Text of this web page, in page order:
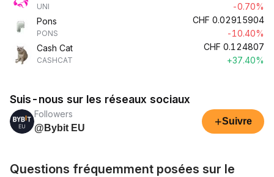
UNI
-0.70%
Pons
PONS
CHF 0.02915904
-10.40%
Cash Cat
CASHCAT
CHF 0.124807
+37.40%
Suis-nous sur les réseaux sociaux
Followers
@Bybit EU
+Suivre
Questions fréquemment posées sur le